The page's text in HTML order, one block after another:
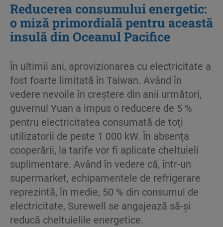
Reducerea consumului energetic:
o miză primordială pentru această
insulă din Oceanul Pacifice
În ultimii ani, aprovizionarea cu electricitate a
fost foarte limitată în Taiwan. Având în
vedere nevoile în creştere din anii următori,
guvernul Yuan a impus o reducere de 5 %
pentru electricitatea consumată de toţi
utilizatorii de peste 1 000 kW. În absenţa
cooperării, la tarife vor fi aplicate cheltuieli
suplimentare. Având în vedere că, într-un
supermarket, echipamentele de refrigerare
reprezintă, în medie, 50 % din consumul de
electricitate, Surewell se angajează să-şi
reducă cheltuielile energetice.